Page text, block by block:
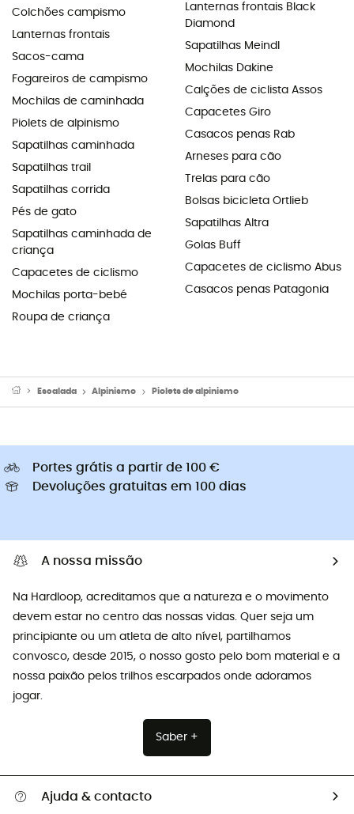
Colchões campismo
Lanternas frontais
Sacos-cama
Fogareiros de campismo
Mochilas de caminhada
Piolets de alpinismo
Sapatilhas caminhada
Sapatilhas trail
Sapatilhas corrida
Pés de gato
Sapatilhas caminhada de
criança
Capacetes de ciclismo
Mochilas porta-bebé
Roupa de criança
Lanternas frontais Black
Diamond
Sapatilhas Meindl
Mochilas Dakine
Calções de ciclista Assos
Capacetes Giro
Casacos penas Rab
Arneses para cão
Trelas para cão
Bolsas bicicleta Ortlieb
Sapatilhas Altra
Golas Buff
Capacetes de ciclismo Abus
Casacos penas Patagonia
Escalada Alpinismo Piolets de alpinismo
Portes grátis a partir de 100 €
Devoluções gratuitas em 100 dias
A nossa missão
Na Hardloop, acreditamos que a natureza e o movimento
devem estar no centro das nossas vidas. Quer seja um
principiante ou um atleta de alto nível, partilhamos
convosco, desde 2015, o nosso gosto pelo bom material e a
nossa paixão pelos trilhos escarpados onde adoramos
jogar.
Saber +
Ajuda & contacto